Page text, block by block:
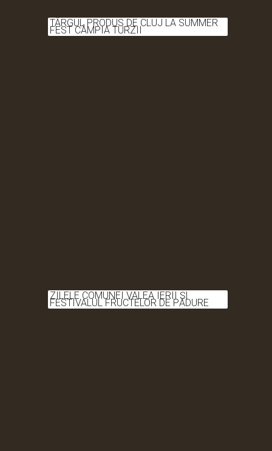
TÂRGUL PRODUS DE CLUJ LA SUMMER
FEST CÂMPIA TURZII
ZILELE COMUNEI VALEA IERII ȘI
FESTIVALUL FRUCTELOR DE PĂDURE